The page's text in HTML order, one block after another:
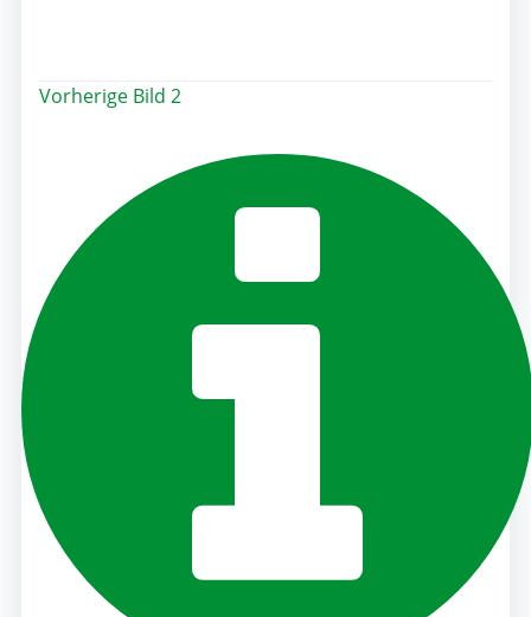
Post
navigation
Vorherige Bild 2